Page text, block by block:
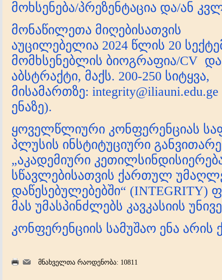
მოხსენება/პრეზენტაცია და/ან
მონაწილეთა მიღებისათვის
აუცილებელია 2024 წლის 20
მომხსენებლის ბიოგრაფია/CV და
აბსტრაქტი, მაქს. 200-250 სიტყვა,
მისამართზე:
ენაზე).
ყოველწლიური კონფერენციას
პლუსის ინსტიტუციური
„აკადემიური
სწავლებისათვის ქართულ
დაწესებულებებში“
მას უმასპინძლებს კავკასიის
კონფერენციის სამუშაო ენა
მნახველთა რაოდენობა: 10811